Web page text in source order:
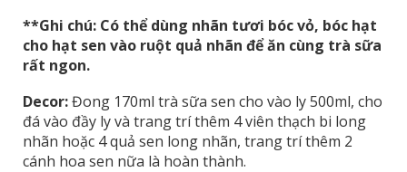
**Ghi chú: Có thể dùng nhãn tươi bóc vỏ, bóc hạt
cho hạt sen vào ruột quả nhãn để ăn cùng trà sữa
rất ngon.
Decor:Đong 170ml trà sữa sen cho vào ly 500ml, cho
đá vào đầy ly và trang trí thêm 4 viên thạch bi long
nhãn hoặc 4 quả sen long nhãn, trang trí thêm 2
cánh hoa sen nữa là hoàn thành.